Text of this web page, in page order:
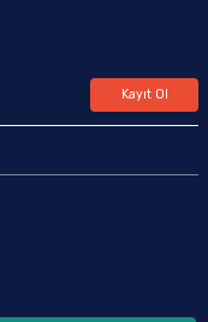
Kayıt Ol